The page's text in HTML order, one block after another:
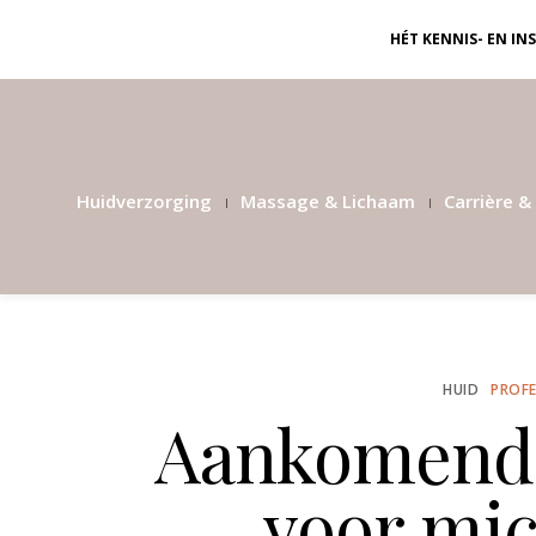
HÉT KENNIS- EN
Huidverzorging Massage & Lichaam Carrière
HUID